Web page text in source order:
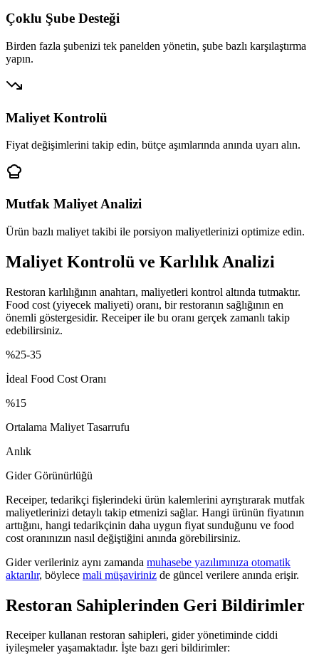
Çoklu Şube Desteği
Birden fazla şubenizi tek panelden yönetin, şube bazlı karşılaştırma
yapın.
Maliyet Kontrolü
Fiyat değişimlerini takip edin, bütçe aşımlarında anında uyarı alın.
Mutfak Maliyet Analizi
Ürün bazlı maliyet takibi ile porsiyon maliyetlerinizi optimize edin.
Maliyet Kontrolü ve Karlılık Analizi
Restoran karlılığının anahtarı, maliyetleri kontrol altında tutmaktır.
Food cost (yiyecek maliyeti) oranı, bir restoranın sağlığının en
önemli göstergesidir. Receiper ile bu oranı gerçek zamanlı takip
edebilirsiniz.
%25-35
İdeal Food Cost Oranı
%15
Ortalama Maliyet Tasarrufu
Anlık
Gider Görünürlüğü
Receiper, tedarikçi fişlerindeki ürün kalemlerini ayrıştırarak mutfak
maliyetlerinizi detaylı takip etmenizi sağlar. Hangi ürünün fiyatının
arttığını, hangi tedarikçinin daha uygun fiyat sunduğunu ve food
cost oranınızın nasıl değiştiğini anında görebilirsiniz.
Gider verileriniz aynı zamanda muhasebe yazılımınıza otomatik
aktarılır, böylece mali müşaviriniz de güncel verilere anında erişir.
Restoran Sahiplerinden Geri Bildirimler
Receiper kullanan restoran sahipleri, gider yönetiminde ciddi
iyileşmeler yaşamaktadır. İşte bazı geri bildirimler: